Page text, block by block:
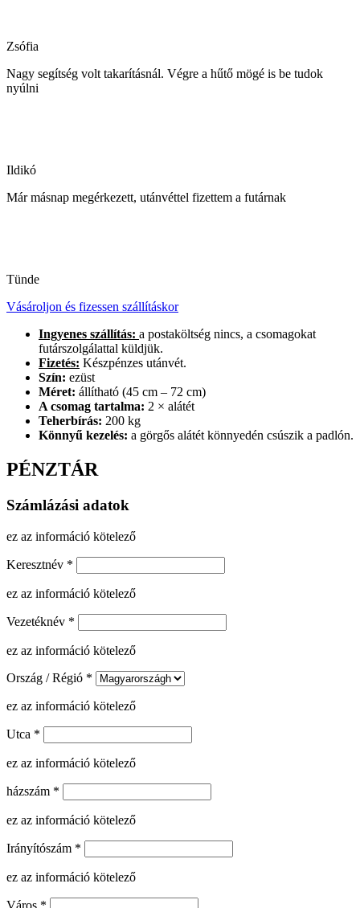
Zsófia
Nagy segítség volt takarításnál. Végre a hűtő mögé is be tudok
nyúlni
Ildikó
Már másnap megérkezett, utánvéttel fizettem a futárnak
Tünde
Vásároljon és fizessen szállításkor
Ingyenes szállítás: a postaköltség nincs, a csomagokat
futárszolgálattal küldjük.
Fizetés: Készpénzes utánvét.
Szín: ezüst
Méret: állítható (45 cm – 72 cm)
A csomag tartalma: 2 × alátét
Teherbírás: 200 kg
Könnyű kezelés: a görgős alátét könnyedén csúszik a padlón.
PÉNZTÁR
Számlázási adatok
ez az információ kötelező
Keresztnév *
ez az információ kötelező
Vezetéknév *
ez az információ kötelező
Ország / Régió *
ez az információ kötelező
Utca *
ez az információ kötelező
házszám *
ez az információ kötelező
Irányítószám *
ez az információ kötelező
Város *